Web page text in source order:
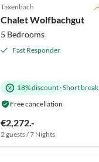
Taxenbach
Chalet Wolfbachgut
5 Bedrooms
Fast Responder
18% discount·Short break
Free cancellation
€2,272.-
2 guests / 7 Nights